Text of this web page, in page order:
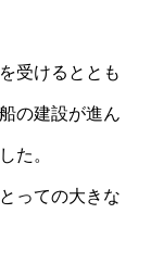
受けるととも
の建設が進ん
た。
っての大きな